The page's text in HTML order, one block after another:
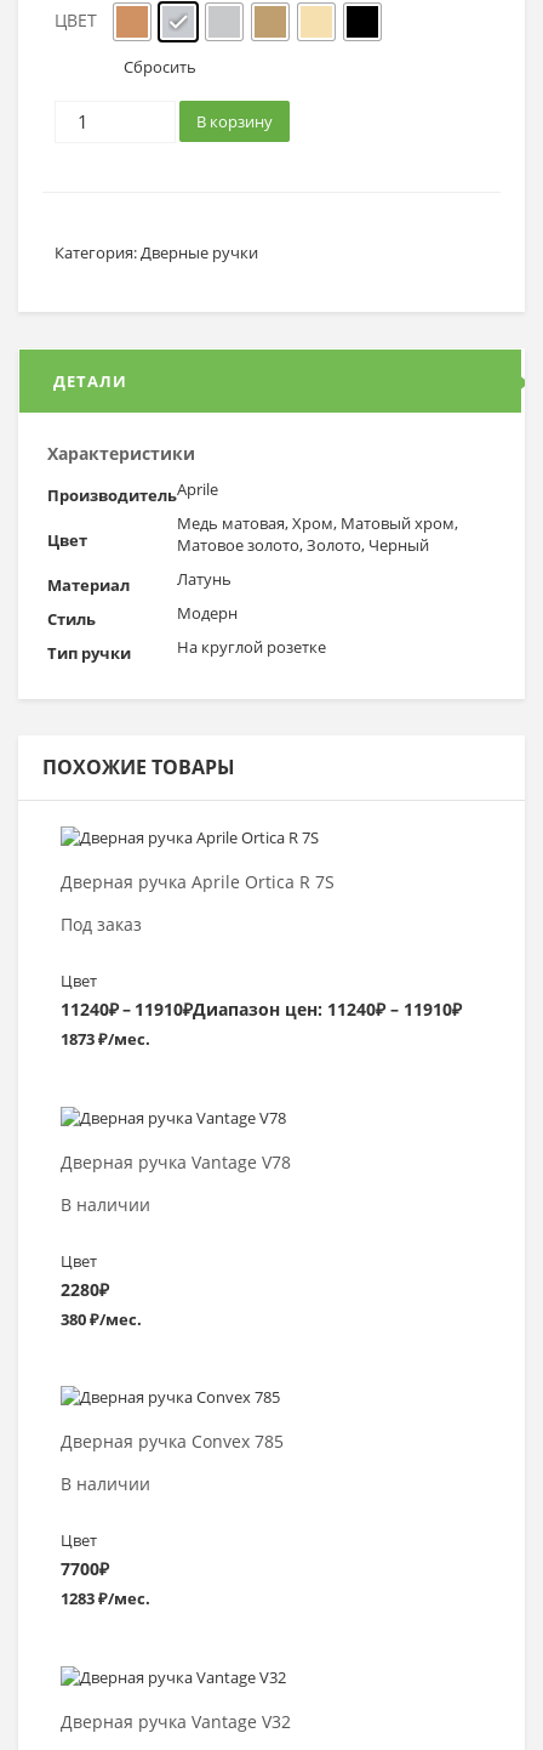
ЦВЕТ
Сбросить
В корзину
Категория: Дверные ручки
ДЕТАЛИ
Характеристики
ПроизводительAprile
Цвет
Медь матовая, Хром, Матовый хром,
Матовое золото, Золото, Черный
Материал
Латунь
Стиль
Модерн
Тип ручки
На круглой розетке
ПОХОЖИЕ ТОВАРЫ
Дверная ручка Aprile Ortica R 7S
Под заказ
Цвет
11240₽– 11910₽Диапазон цен: 11240₽ – 11910₽
1873 ₽/мес.
Выбрать >
Дверная ручка Vantage V78
В наличии
Цвет
2280₽
380 ₽/мес.
Выбрать >
Дверная ручка Convex 785
В наличии
Цвет
7700₽
1283 ₽/мес.
Выбрать >
Дверная ручка Vantage V32
Выбрать >